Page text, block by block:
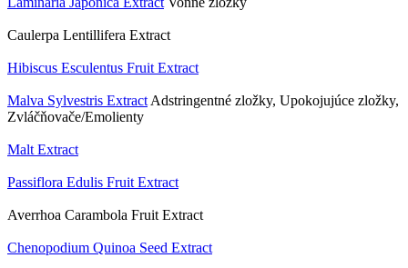
Caulerpa Lentillifera Extract
Hibiscus Esculentus Fruit Extract
Malva Sylvestris Extract Adstringentné zložky, Upokojujúce zložky,
Zvláčňovače/Emolienty
Malt Extract
Passiflora Edulis Fruit Extract
Averrhoa Carambola Fruit Extract
Chenopodium Quinoa Seed Extract